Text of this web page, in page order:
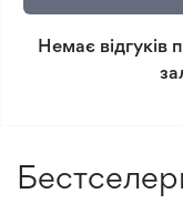
Мінімальне
Немає